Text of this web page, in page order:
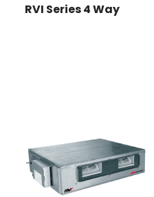
RVI Series 4 Way